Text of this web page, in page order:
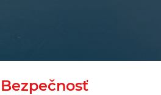
Bezpečnosť